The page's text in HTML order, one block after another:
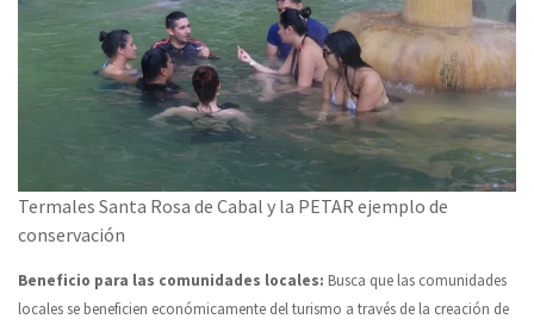
Termales Santa Rosa de Cabal y la PETAR ejemplo de
conservación
Beneficio para las comunidades locales: Busca que las comunidades
locales se beneficien económicamente del turismo a través de la creación de